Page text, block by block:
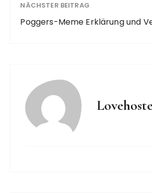
NÄCHSTER BEITRAG
Poggers-Meme Erklärung und